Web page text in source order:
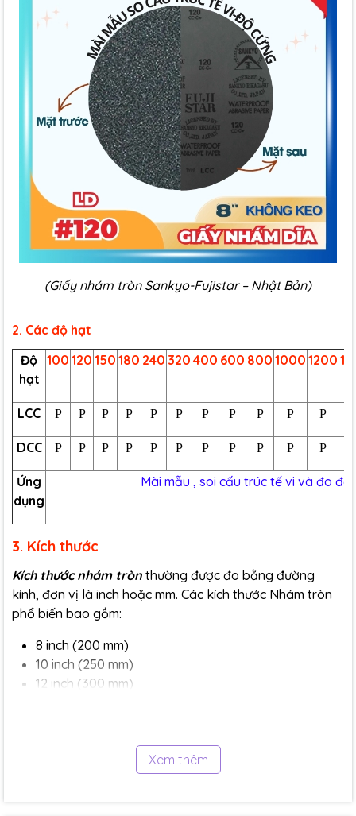
(Giấy nhám tròn Sankyo-Fujistar – Nhật Bản)
2. Các độ hạt
Độ
hạt
100 120 150 180 240 320 400 600 800 1000 1200
LCC P P P P P P P P P P P
DCC P P P P P P P P P P P
Ứng
dụng
Mài mẫu , soi cấu trúc tế vi và đo độ
3. Kích thước
Kích thước nhám tròn thường được đo bằng đường
kính, đơn vị là inch hoặc mm. Các kích thước Nhám tròn
phổ biến bao gồm:
8 inch (200 mm)
10 inch (250 mm)
12 inch (300 mm)
(350 mm), 16 inch (400 mm), v.v.
Ví dụ, Nhám tròn2 inchthường được sử dụng cho các
Xem thêm